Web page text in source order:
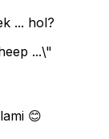
... hol?
...\"
😊